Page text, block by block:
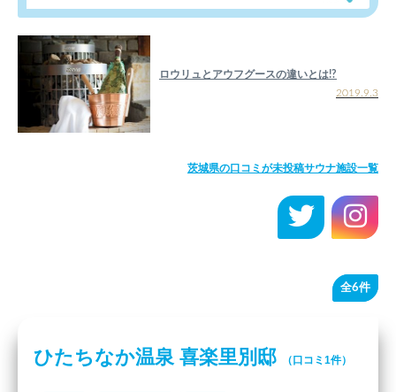
ロウリュとアウフグースの違いとは!?
2019.9.3
茨城県の口コミが未投稿サウナ施設一覧
全6件
ひたちなか温泉 喜楽里別邸 （口コミ1件）